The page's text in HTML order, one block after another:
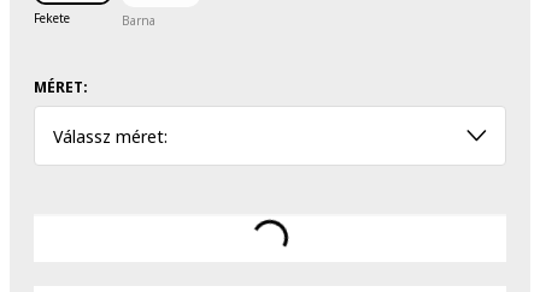
Fekete Barna
MÉRET:
Válassz méret: